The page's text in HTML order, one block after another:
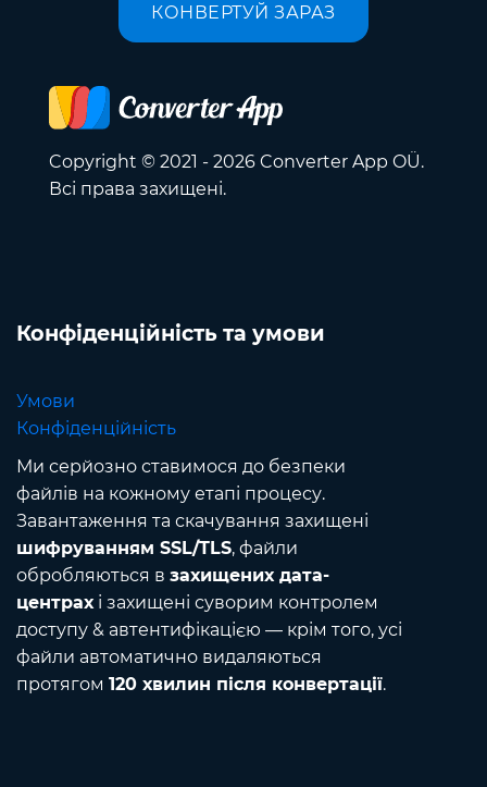
КОНВЕРТУЙ ЗАРАЗ
Copyright © 2021 - 2026 Converter App OÜ.
Всі права захищені.
Конфіденційність та умови
Умови
Конфіденційність
Ми серйозно ставимося до безпеки
файлів на кожному етапі процесу.
Завантаження та скачування захищені
шифруванням SSL/TLS, файли
обробляються в захищених дата-
центрахі захищені суворим контролем
доступу & автентифікацією — крім того, усі
файли автоматично видаляються
протягом 120 хвилин після конвертації.